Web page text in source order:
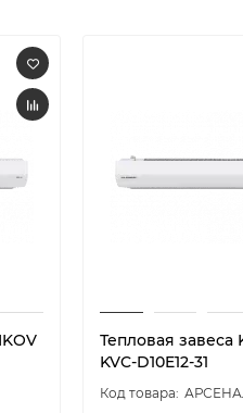
Тепловая завеса
KVC-D10E12-31